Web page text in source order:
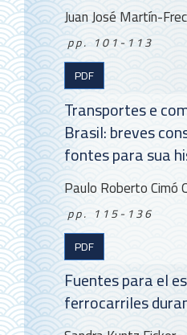
Juan José Martín-
pp. 101-113
PDF
Transportes e
Brasil: breves
fontes para sua
Paulo Roberto Cimó
pp. 115-136
PDF
Fuentes para el
ferrocarriles